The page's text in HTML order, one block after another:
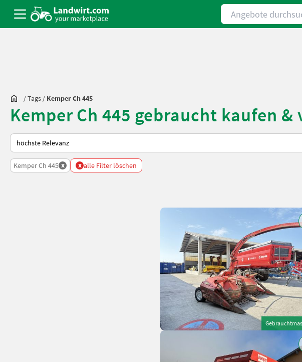
Angebote durchsuchen
/Tags / Kemper Ch 445
Kemper Ch 445 gebraucht kaufen &
So wird auf Landwirt.com sortiert
Kemper Ch 445 x x alle Filter löschen